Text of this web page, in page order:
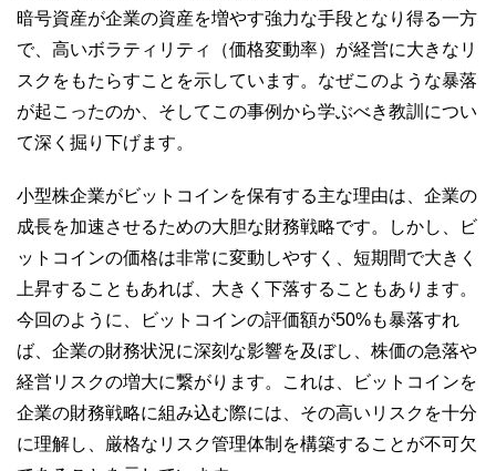
暗号資産が企業の資産を増やす強力な手段となり得る一方
で、高いボラティリティ（価格変動率）が経営に大きなリ
スクをもたらすことを示しています。なぜこのような暴落
が起こったのか、そしてこの事例から学ぶべき教訓につい
て深く掘り下げます。
小型株企業がビットコインを保有する主な理由は、企業の
成長を加速させるための大胆な財務戦略です。しかし、ビ
ットコインの価格は非常に変動しやすく、短期間で大きく
上昇することもあれば、大きく下落することもあります。
今回のように、ビットコインの評価額が50%も暴落すれ
ば、企業の財務状況に深刻な影響を及ぼし、株価の急落や
経営リスクの増大に繋がります。これは、ビットコインを
企業の財務戦略に組み込む際には、その高いリスクを十分
に理解し、厳格なリスク管理体制を構築することが不可欠